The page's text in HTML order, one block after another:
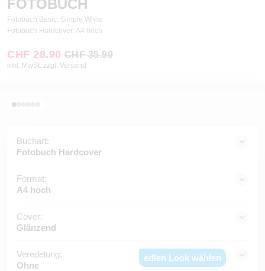
FOTOBUCH
Fotobuch Basic: Simple White
Fotobuch Hardcover: A4 hoch
CHF 28.90 CHF 35.90
inkl. MwSt. zzgl. Versand
Buchart:
Fotobuch Hardcover
Format:
A4 hoch
Cover:
Glänzend
Veredelung:
Ohne
edlen Look wählen